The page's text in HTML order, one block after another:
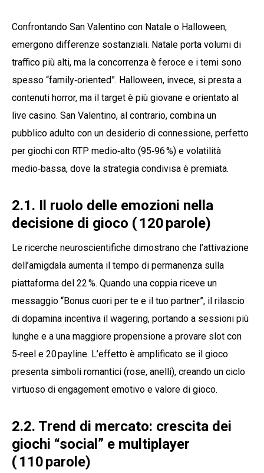
Confrontando San Valentino con Natale o Halloween,
emergono differenze sostanziali. Natale porta volumi di
traffico più alti, ma la concorrenza è feroce e i temi sono
spesso “family‑oriented”. Halloween, invece, si presta a
contenuti horror, ma il target è più giovane e orientato al
live casino. San Valentino, al contrario, combina un
pubblico adulto con un desiderio di connessione, perfetto
per giochi con RTP medio‑alto (95‑96 %) e volatilità
medio‑bassa, dove la strategia condivisa è premiata.
2.1. Il ruolo delle emozioni nella
decisione di gioco ( 120 parole)
Le ricerche neuroscientifiche dimostrano che l’attivazione
dell’amigdala aumenta il tempo di permanenza sulla
piattaforma del 22 %. Quando una coppia riceve un
messaggio “Bonus cuori per te e il tuo partner”, il rilascio
di dopamina incentiva il wagering, portando a sessioni più
lunghe e a una maggiore propensione a provare slot con
5‑reel e 20 payline. L’effetto è amplificato se il gioco
presenta simboli romantici (rose, anelli), creando un ciclo
virtuoso di engagement emotivo e valore di gioco.
2.2. Trend di mercato: crescita dei
giochi “social” e multiplayer
( 110 parole)